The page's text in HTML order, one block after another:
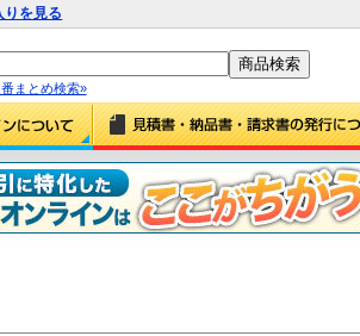
りを見る
まとめ検索»